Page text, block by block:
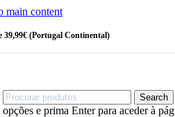
main content
39,99€ (Portugal Continental)
Search
opções e prima Enter para aceder à